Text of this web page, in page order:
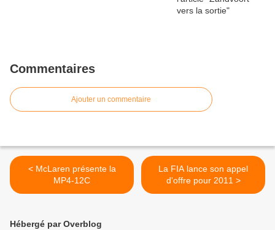
Commentaires
Ajouter un commentaire
< McLaren présente la
MP4-12C
La FIA lance son appel
d'offre pour 2011 >
Hébergé par Overblog